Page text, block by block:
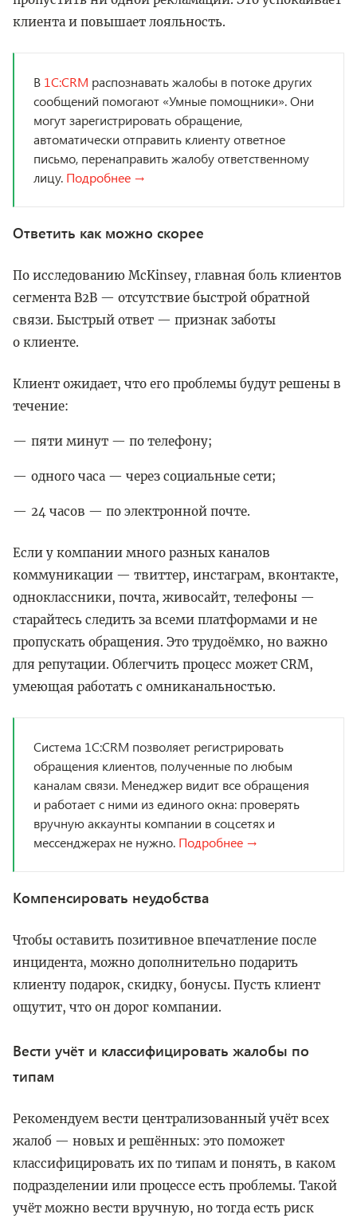
клиента и повышает лояльность.
В 1C:CRM распознавать жалобы в потоке других
сообщений помогают «Умные помощники». Они
могут зарегистрировать обращение,
автоматически отправить клиенту ответное
письмо, перенаправить жалобу ответственному
лицу. Подробнее →
Ответить как можно скорее
По исследованию McKinsey, главная боль клиентов
сегмента B2B — отсутствие быстрой обратной
связи. Быстрый ответ — признак заботы
о клиенте.
Клиент ожидает, что его проблемы будут решены в
течение:
пяти минут — по телефону;
одного часа — через социальные сети;
24 часов — по электронной почте.
Если у компании много разных каналов
коммуникации — твиттер, инстаграм, вконтакте,
одноклассники, почта, живосайт, телефоны —
старайтесь следить за всеми платформами и не
пропускать обращения. Это трудоёмко, но важно
для репутации. Облегчить процесс может CRM,
умеющая работать с омниканальностью.
Система 1С:CRM позволяет регистрировать
обращения клиентов, полученные по любым
каналам связи. Менеджер видит все обращения
и работает с ними из единого окна: проверять
вручную аккаунты компании в соцсетях и
мессенджерах не нужно. Подробнее →
Компенсировать неудобства
Чтобы оставить позитивное впечатление после
инцидента, можно дополнительно подарить
клиенту подарок, скидку, бонусы. Пусть клиент
ощутит, что он дорог компании.
Вести учёт и классифицировать жалобы по
типам
Рекомендуем вести централизованный учёт всех
жалоб — новых и решённых: это поможет
классифицировать их по типам и понять, в каком
подразделении или процессе есть проблемы. Такой
учёт можно вести вручную, но тогда есть риск